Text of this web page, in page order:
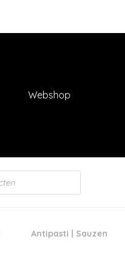
Webshop
Antipasti | Sauzen